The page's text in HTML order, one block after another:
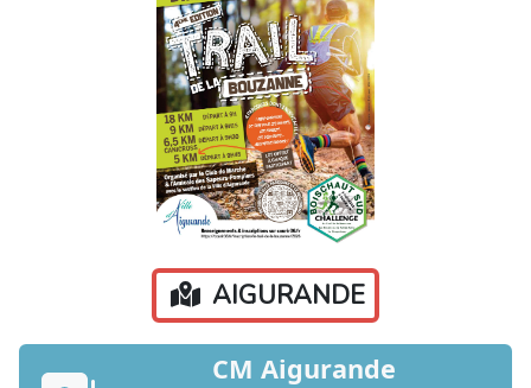
AIGURANDE
CM Aigurande